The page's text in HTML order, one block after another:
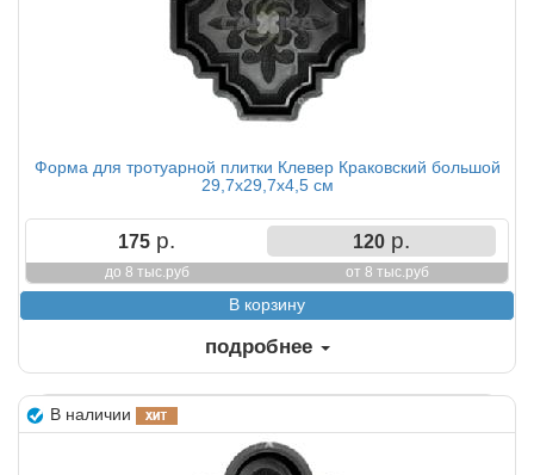
Форма для тротуарной плитки Клевер Краковский большой
29,7х29,7х4,5 см
175 р.
до 8 тыс.руб
120р.
от 8 тыс.руб
подробнее
В наличии